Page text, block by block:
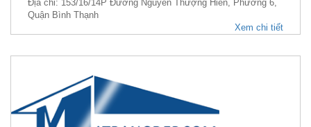
Địa chỉ: 153/16/14P Đường Nguyễn Thượng Hiền, Phường 6,
Quận Bình Thạnh
Xem chi tiết